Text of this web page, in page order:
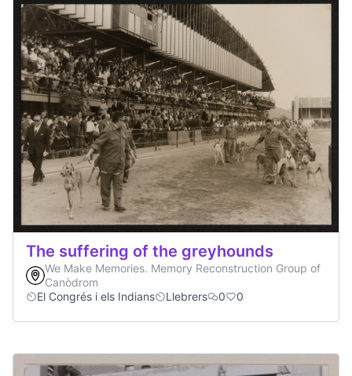
The suffering of the greyhounds
We Make Memories. Memory Reconstruction Group of
Canòdrom
El Congrés i els Indians
Llebrers 0 0